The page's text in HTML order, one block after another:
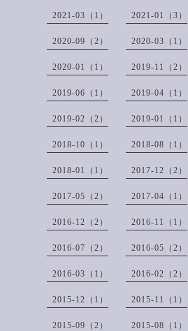
2021-03（1） 2021-01（3）
2020-09（2） 2020-03（1）
2020-01（1） 2019-11（2）
2019-06（1） 2019-04（1）
2019-02（2） 2019-01（1）
2018-10（1） 2018-08（1）
2018-01（1） 2017-12（2）
2017-05（2） 2017-04（1）
2016-12（2） 2016-11（1）
2016-07（2） 2016-05（2）
2016-03（1） 2016-02（2）
2015-12（1） 2015-11（1）
2015-09（2） 2015-08（1）